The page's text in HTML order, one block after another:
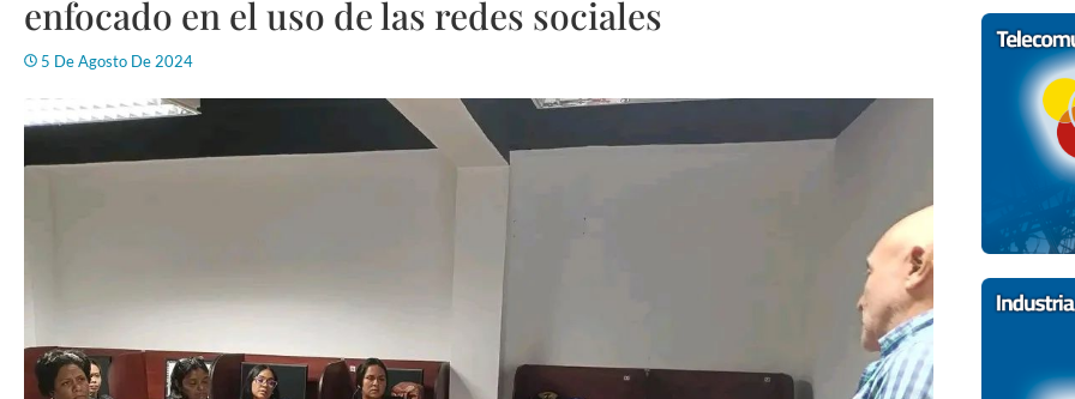
enfocado en el uso de las redes sociales
5 De Agosto De 2024